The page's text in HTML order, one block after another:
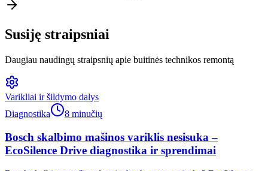
Susiję straipsniai
Daugiau naudingų straipsnių apie buitinės technikos remontą
Varikliai ir šildymo dalys
Diagnostika
8 minučių
Bosch skalbimo mašinos variklis nesisuka –
EcoSilence Drive diagnostika ir sprendimai